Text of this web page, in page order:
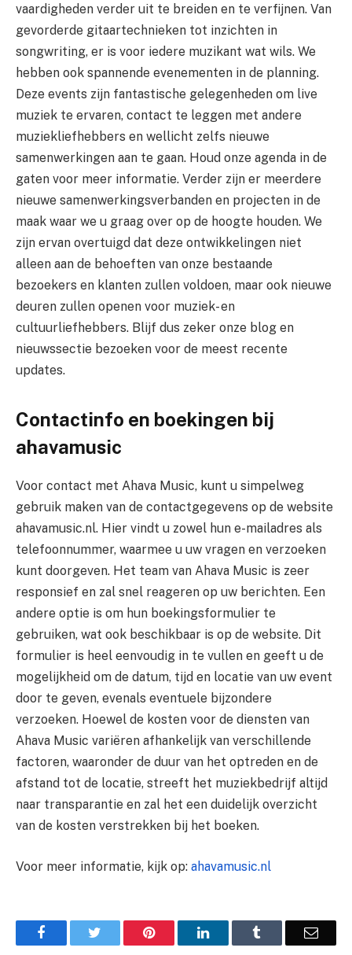
vaardigheden verder uit te breiden en te verfijnen. Van
gevorderde gitaartechnieken tot inzichten in
songwriting, er is voor iedere muzikant wat wils. We
hebben ook spannende evenementen in de planning.
Deze events zijn fantastische gelegenheden om live
muziek te ervaren, contact te leggen met andere
muziekliefhebbers en wellicht zelfs nieuwe
samenwerkingen aan te gaan. Houd onze agenda in de
gaten voor meer informatie. Verder zijn er meerdere
nieuwe samenwerkingsverbanden en projecten in de
maak waar we u graag over op de hoogte houden. We
zijn ervan overtuigd dat deze ontwikkelingen niet
alleen aan de behoeften van onze bestaande
bezoekers en klanten zullen voldoen, maar ook nieuwe
deuren zullen openen voor muziek- en
cultuurliefhebbers. Blijf dus zeker onze blog en
nieuwssectie bezoeken voor de meest recente
updates.
Contactinfo en boekingen bij
ahavamusic
Voor contact met Ahava Music, kunt u simpelweg
gebruik maken van de contactgegevens op de website
ahavamusic.nl. Hier vindt u zowel hun e-mailadres als
telefoonnummer, waarmee u uw vragen en verzoeken
kunt doorgeven. Het team van Ahava Music is zeer
responsief en zal snel reageren op uw berichten. Een
andere optie is om hun boekingsformulier te
gebruiken, wat ook beschikbaar is op de website. Dit
formulier is heel eenvoudig in te vullen en geeft u de
mogelijkheid om de datum, tijd en locatie van uw event
door te geven, evenals eventuele bijzondere
verzoeken. Hoewel de kosten voor de diensten van
Ahava Music variëren afhankelijk van verschillende
factoren, waaronder de duur van het optreden en de
afstand tot de locatie, streeft het muziekbedrijf altijd
naar transparantie en zal het een duidelijk overzicht
van de kosten verstrekken bij het boeken.
Voor meer informatie, kijk op: ahavamusic.nl
Facebook Pinterest LinkedIn Email